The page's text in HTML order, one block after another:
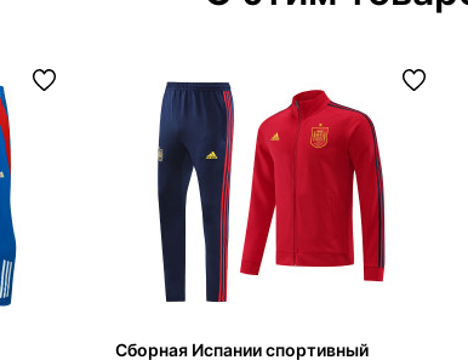
Сборная Испании спортивный